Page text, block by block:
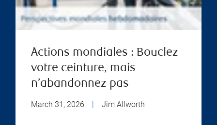
Actions mondiales : Bouclez
votre ceinture, mais
n’abandonnez pas
March 31, 2026 Jim Allworth